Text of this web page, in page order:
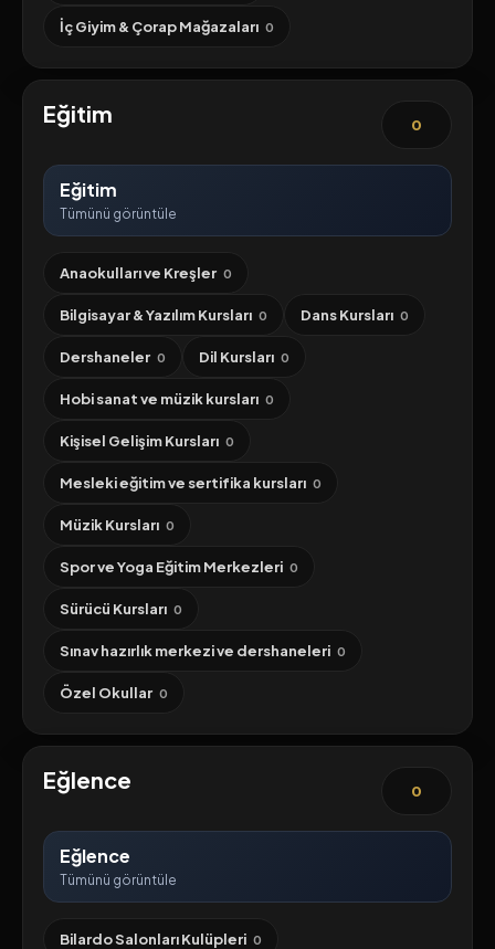
İç Giyim & Çorap Mağazaları 0
Eğitim 0
Eğitim
Tümünü görüntüle
Anaokulları ve Kreşler 0
Bilgisayar & Yazılım Kursları 0 Dans Kursları 0
Dershaneler 0 Dil Kursları 0
Hobi sanat ve müzik kursları 0
Kişisel Gelişim Kursları 0
Mesleki eğitim ve sertifika kursları 0
Müzik Kursları 0
Spor ve Yoga Eğitim Merkezleri 0
Sürücü Kursları 0
Sınav hazırlık merkezi ve dershaneleri 0
Özel Okullar 0
Eğlence 0
Eğlence
Tümünü görüntüle
Bilardo Salonları Kulüpleri 0